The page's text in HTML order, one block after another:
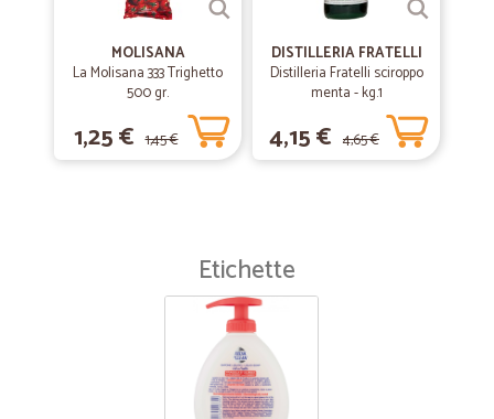
MOLISANA
La Molisana 333 Trighetto
500 gr.
1,25 € 1,45 €
DISTILLERIA FRATELLI
Distilleria Fratelli sciroppo
menta - kg.1
4,15 € 4,65 €
Etichette